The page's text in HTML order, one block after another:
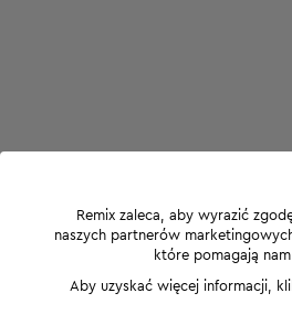
Remix zaleca, aby wyrazić
naszych partnerów
które pomagają
Aby uzyskać więcej informacji,